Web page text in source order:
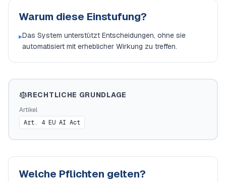
Warum diese Einstufung?
▸Das System unterstützt Entscheidungen, ohne sie
automatisiert mit erheblicher Wirkung zu treffen.
RECHTLICHE GRUNDLAGE
Artikel
Art. 4 EU AI Act
Welche Pflichten gelten?